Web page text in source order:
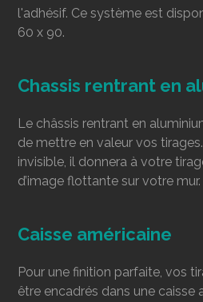
l'adhésif. Ce système est
60 x 90.
Chassis rentrant en
Le châssis rentrant en
de mettre en valeur vos
invisible, il donnera à votre
d’image flottante sur votre mur.
Caisse américaine
Pour une finition parfaite, vos
être encadrés dans une caisse